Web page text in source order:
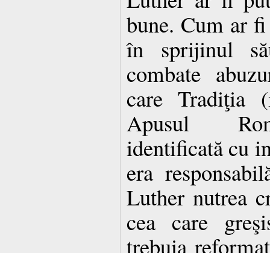
bune. Cum ar
în sprijinul
combate
care Tradiţia
Apusul
identificată cu
era
Luther nutrea
cea care
trebuia